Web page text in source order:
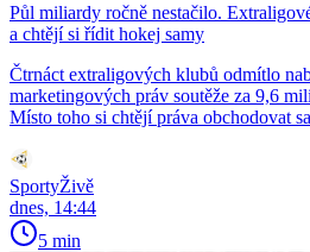
Půl miliardy ročně nestačilo.
a chtějí si řídit hokej samy
Čtrnáct extraligových klubů odmítlo
marketingových práv soutěže za 9,6
Místo toho si chtějí práva obchodovat
SportyŽivě
dnes, 14:44
5 min